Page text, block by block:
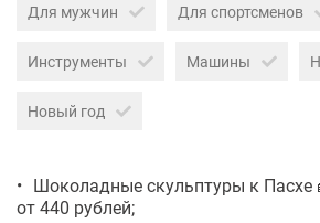
Для мужчин Для спортсменов
Инструменты Машины
Новый год
Шоколадные скульптуры к Пасхе
от 440 рублей;